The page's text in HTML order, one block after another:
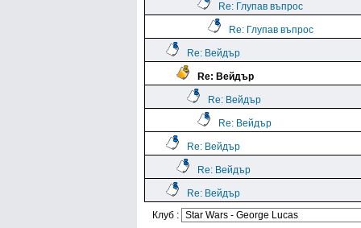
Re: Глупав въпрос
Re: Глупав въпрос
Re: Вейдър
Re: Вейдър
Re: Вейдър
Re: Вейдър
Re: Вейдър
Re: Вейдър
Re: Вейдър
Клуб :